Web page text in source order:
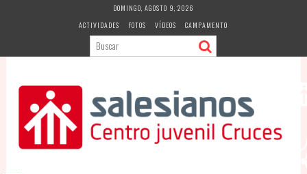
DOMINGO, AGOSTO 9, 2026
ACTIVIDADES
FOTOS VÍDEOS CAMPAMENTO